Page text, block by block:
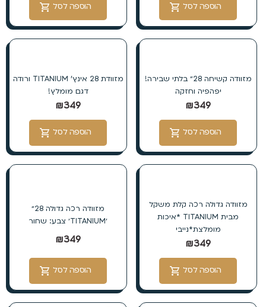
הוספה לסל הוספה לסל
מזוודה קשיחה 28״ בלתי שבירה!
יפהפיה וחזקה
₪349
הוספה לסל
מזוודת 28 אינץ’ TITANIUM ורודה
דגם מומלץ!
₪349
הוספה לסל
מזוודה גדולה רכה קלת משקל
מבית TITANIUM *איכות
מומלצת*נייבי
₪349
הוספה לסל
מזוודה רכה גדולה 28״
׳TITANIUM׳ צבע: שחור
₪349
הוספה לסל